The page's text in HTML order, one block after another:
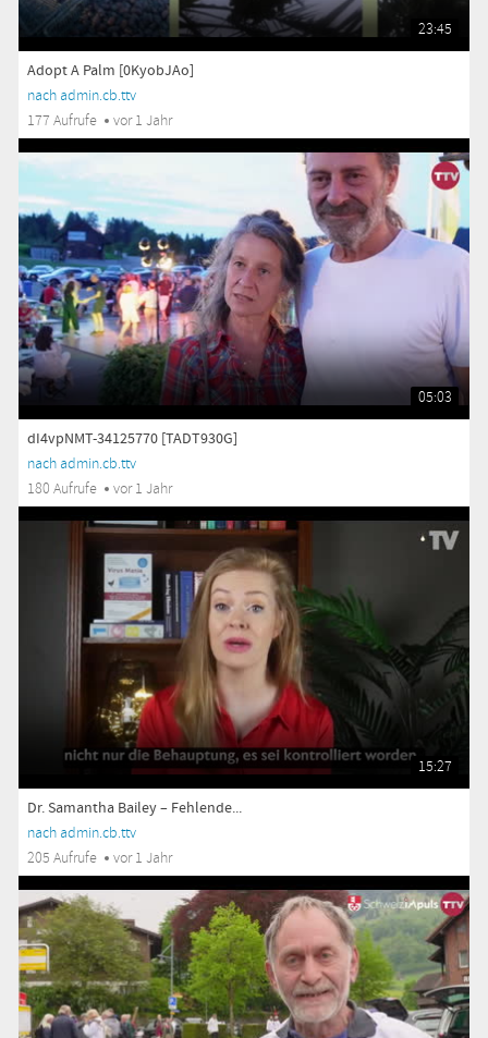
23:45
Adopt A Palm [0KyobJAo]
nach admin.cb.ttv
177 Aufrufe
vor 1 Jahr
05:03
dI4vpNMT-34125770 [TADT930G]
nach admin.cb.ttv
180 Aufrufe
vor 1 Jahr
15:27
Dr. Samantha Bailey – Fehlende...
nach admin.cb.ttv
205 Aufrufe
vor 1 Jahr